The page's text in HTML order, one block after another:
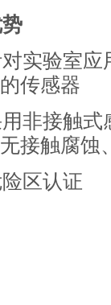
实验室应
传感器
非接触式
接触腐蚀
区认证